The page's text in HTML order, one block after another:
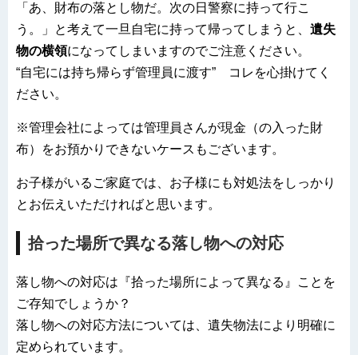
「あ、財布の落とし物だ。次の日警察に持って行こ
う。」と考えて一旦自宅に持って帰ってしまうと、 遺失
物の横領になってしまいますのでご注意ください。
“自宅には持ち帰らず管理員に渡す” コレを心掛けてく
ださい。
※管理会社によっては管理員さんが現金（の入った財
布）をお預かりできないケースもございます。
お子様がいるご家庭では、お子様にも対処法をしっかり
とお伝えいただければと思います。
拾った場所で異なる落し物への対応
落し物への対応は『拾った場所によって異なる』ことを
ご存知でしょうか？
落し物への対応方法については、遺失物法により明確に
定められています。